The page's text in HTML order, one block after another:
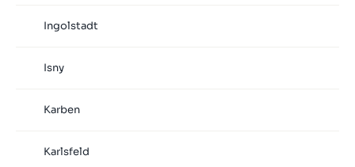
Ingolstadt
Isny
Karben
Karlsfeld